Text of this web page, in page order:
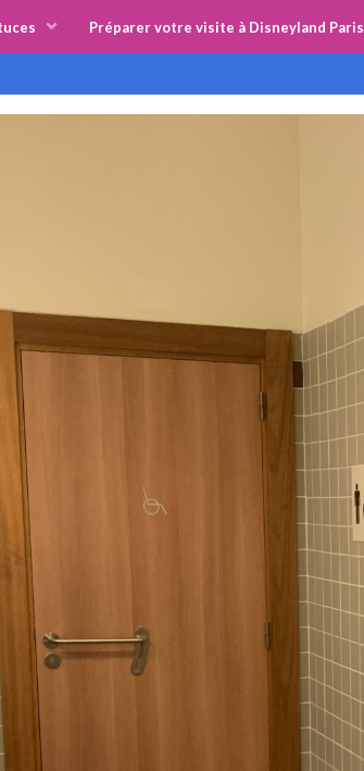
Préparer votre visite à Disneyland Paris